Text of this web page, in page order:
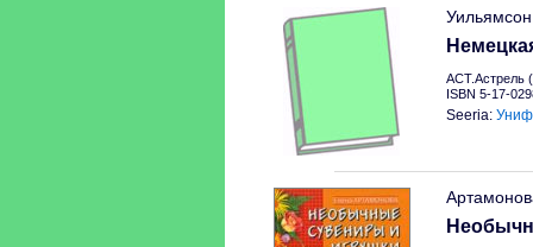
АСТ.Астрель
ISBN 5-17-
Seeria: